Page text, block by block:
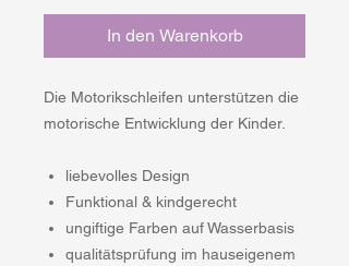
In den Warenkorb
Die Motorikschleifen unterstützen die
motorische Entwicklung der Kinder.
liebevolles Design
Funktional & kindgerecht
ungiftige Farben auf Wasserbasis
qualitätsprüfung im hauseigenem